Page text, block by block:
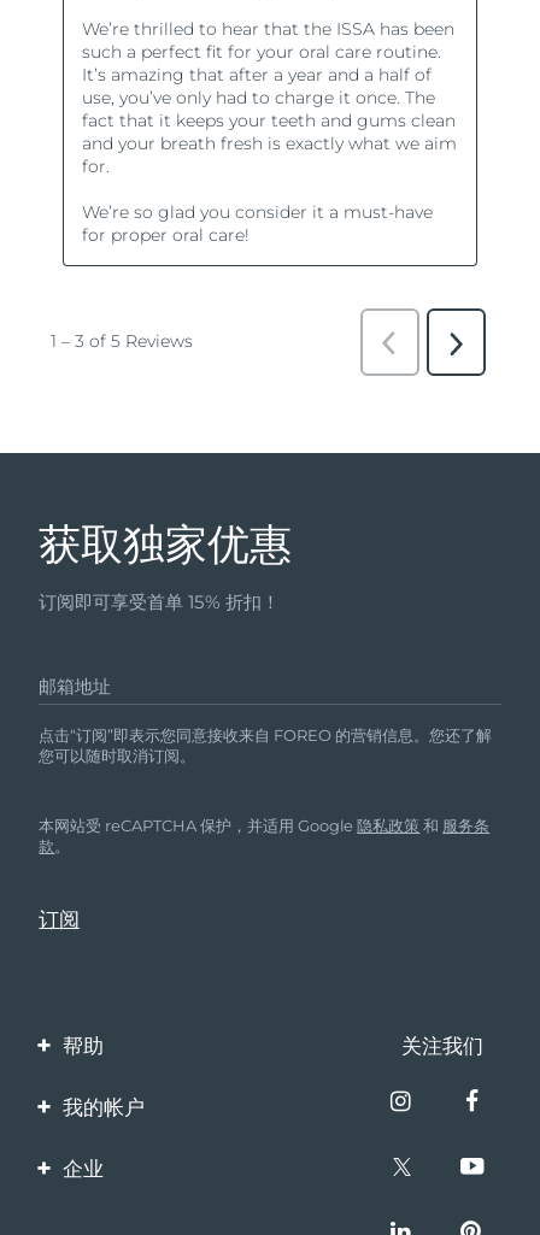
获取独家优惠
订阅即可享受首单 15% 折扣！
邮箱地址
点击“订阅”即表示您同意接收来自 FOREO 的营销信息。您还了解
您可以随时取消订阅。
本网站受 reCAPTCHA 保护，并适用 Google隐私政策 和 服务条
款。
帮助
联系我们
关注我们
我的帐户
产品注册
企业